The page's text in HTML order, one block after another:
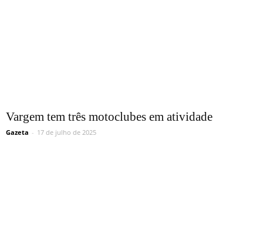
Vargem tem três motoclubes em atividade
Gazeta - 17 de julho de 2025